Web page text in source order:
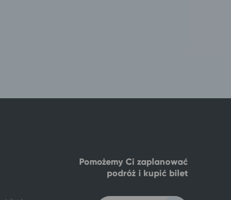
Pomożemy Ci zaplanować
podróż i kupić bilet